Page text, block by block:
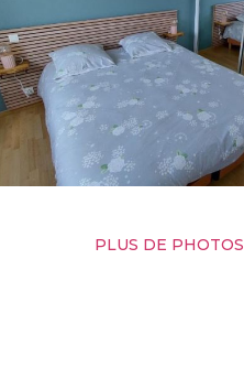
PLUS DE PHOTOS